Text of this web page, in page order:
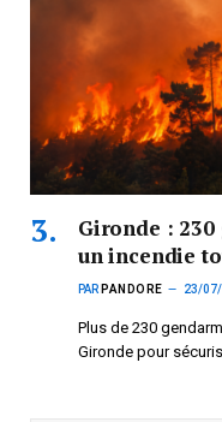
Gironde :
un incendie
PAR PANDORE 23/
Plus de 230
Gironde pour